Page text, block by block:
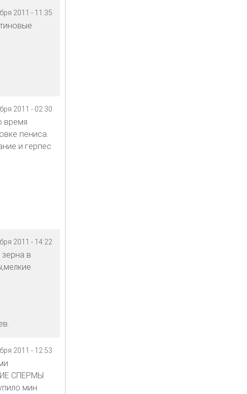
2011 - 11:35
2011 - 02:30
время
пениса.
и герпес
2011 - 14:22
в
2011 - 12:53
СПЕРМЫ
мин.